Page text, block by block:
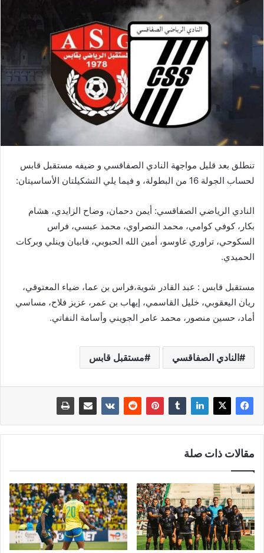
تنطلق بعد قليل مواجهة النادي الصفاقسي و ضيفه مستقبل قابس
لحساب الجولة 16 من البطولة، و فيما يلي التشكيلتان الأساسيتان:
النادي الرياضي الصفاقسي: أيمن دحمان، وضاح الزايدي، هشام
بكار، كوفي كوامي، محمد النصراوي، محمد عبسي، فراس
السكوحي، تراوري غاوسو، أمين الله الحبوبي، فابيان وينلي وبركات
الحميدي.
مستقبل قابس : عبد القادر شوية،فراس بن عما، ضياء المعتوقي،
ريان اليعقوبي، خليل القاسمي، إيهاب بن عمر، عزيز فلاح، مساسي
أماد، حسين منصور، محمد عامر الجويني وأسامة النفاتي.
النادي الصفاقسي مستقبل قابس
مقالات ذات صلة